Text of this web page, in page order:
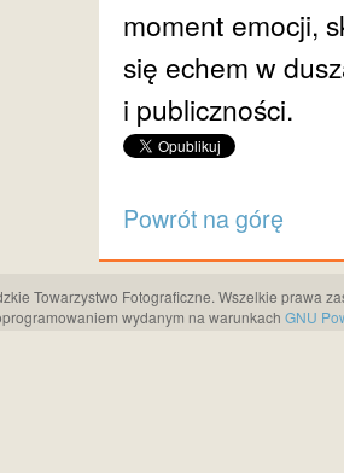
moment emocji,
się echem w
i publiczności.
Powrót na górę
Towarzystwo Fotograficzne. Wszelkie prawa
wydanym na warunkach GNU